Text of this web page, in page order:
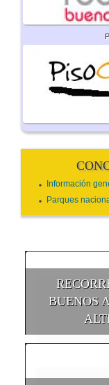
Información
Parques
BUENOS